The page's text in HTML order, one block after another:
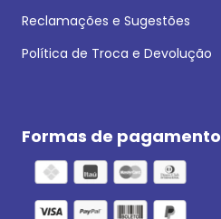
Reclamações e Sugestões
Política de Troca e Devolução
Formas de pagamento